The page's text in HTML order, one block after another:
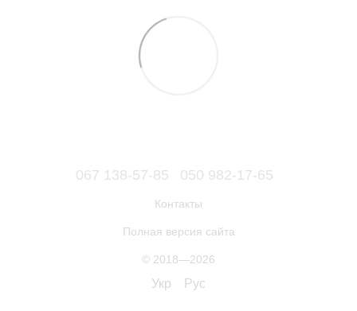
067 138-57-85 050 982-17-65
Контакты
Полная версия сайта
© 2018—2026
Укр Рус